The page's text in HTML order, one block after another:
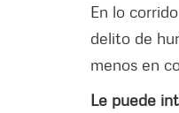
En lo
delito de
menos en
Le puede